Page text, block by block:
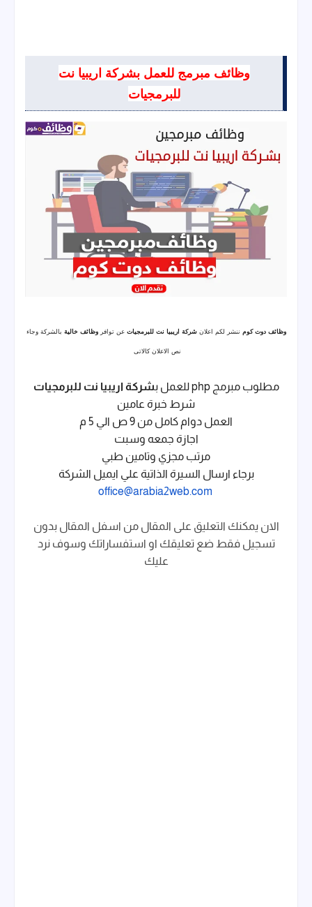
وظائف مبرمج للعمل بشركة اريبيا نت
للبرمجيات
وظائف دوت كوم ننشر لكم اعلانشركة اريبيا نت للبرمجيات عن توافروظائف خالية بالشركة وجاء
نص الاعلان كالاتى
مطلوب مبرمج php للعمل ب
شركة اريبيا نت للبرمجيات
شرط خبرة عامين
العمل دوام كامل من 9 ص الي 5 م
اجازة جمعه وسبت
مرتب مجزي وتامين طبي
برجاء ارسال السيرة الذاتية علي ايميل الشركة
office@arabia2web.com
الان يمكنك التعليق على المقال من اسفل المقال بدون
تسجيل فقط ضع تعليقك او استفساراتك وسوف نرد
عليك